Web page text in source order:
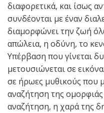
διαφορετικά, και ίσως
συνδέονται με έναν
διαμορφώνει την ζωή
απώλεια, η οδύνη, το
Υπέρβαση που γίνεται
μετουσιώνεται σε
σε ήρωες μυθικούς που
αναζήτηση της
αναζήτηση, η χαρά της